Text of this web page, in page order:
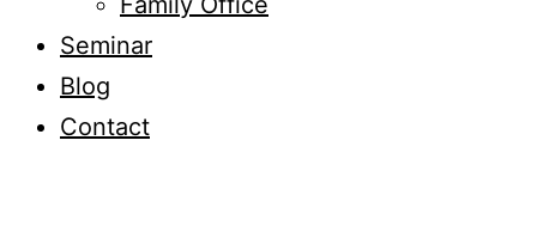
Seminar
Blog
Contact